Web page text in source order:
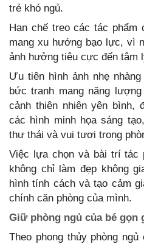
trẻ khó ngủ.
Hạn chế treo các tác phẩm
mang xu hướng bạo lực, vì
ảnh hưởng tiêu cực đến tâm
Ưu tiên hình ảnh nhẹ
bức tranh mang năng
cảnh thiên nhiên yên bình,
các hình minh họa sáng
thư thái và vui tươi trong
Việc lựa chọn và bài trí tác
không chỉ làm đẹp không
hình tính cách và tạo cảm
chính căn phòng của mình.
Giữ phòng ngủ của bé gọn
Theo phong thủy phòng